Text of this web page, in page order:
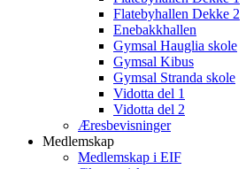
Flatebyhallen Dekke 2
Enebakkhallen
Gymsal Hauglia skole
Gymsal Kibus
Gymsal Stranda skole
Vidotta del 1
Vidotta del 2
Æresbevisninger
Medlemskap
Medlemskap i EIF